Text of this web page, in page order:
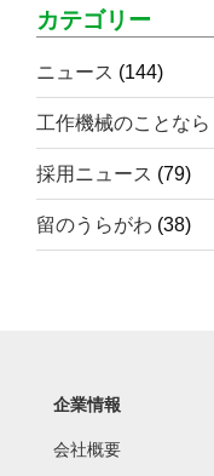
カテゴリー
ニュース (144)
工作機械のことなら
採用ニュース (79)
留のうらがわ (38)
企業情報
会社概要